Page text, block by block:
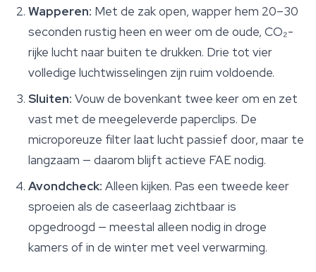
Wapperen: Met de zak open, wapper hem 20–30
seconden rustig heen en weer om de oude, CO₂-
rijke lucht naar buiten te drukken. Drie tot vier
volledige luchtwisselingen zijn ruim voldoende.
Sluiten: Vouw de bovenkant twee keer om en zet
vast met de meegeleverde paperclips. De
microporeuze filter laat lucht passief door, maar te
langzaam — daarom blijft actieve FAE nodig.
Avondcheck: Alleen kijken. Pas een tweede keer
sproeien als de caseerlaag zichtbaar is
opgedroogd — meestal alleen nodig in droge
kamers of in de winter met veel verwarming.